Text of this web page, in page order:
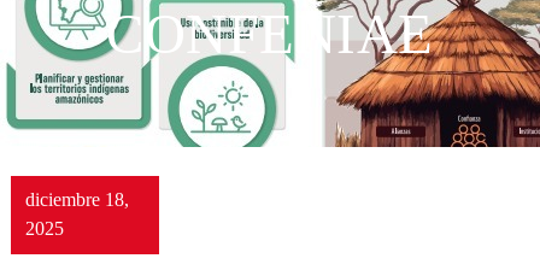
CONFENIAE
diciembre 18,
2025